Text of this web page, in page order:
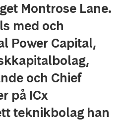
Montrose Lane.
med och
Power Capital,
och Chief
på ICx
teknikbolag han